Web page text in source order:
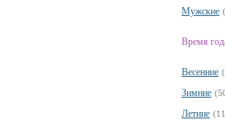
Мужские
Время
Весенние
Зимние
Летние